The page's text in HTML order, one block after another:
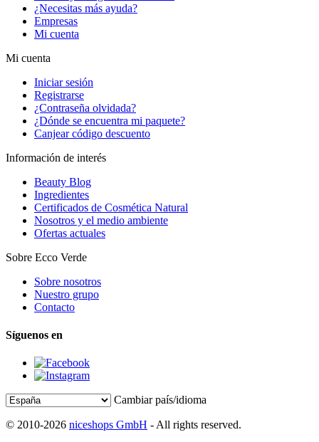
¿Necesitas más ayuda?
Empresas
Mi cuenta
Mi cuenta
Iniciar sesión
Registrarse
¿Contraseña olvidada?
¿Dónde se encuentra mi paquete?
Canjear código descuento
Información de interés
Beauty Blog
Ingredientes
Certificados de Cosmética Natural
Nosotros y el medio ambiente
Ofertas actuales
Sobre Ecco Verde
Sobre nosotros
Nuestro grupo
Contacto
Síguenos en
Cambiar país/idioma
© 2010-2026 niceshops GmbH - All rights reserved.